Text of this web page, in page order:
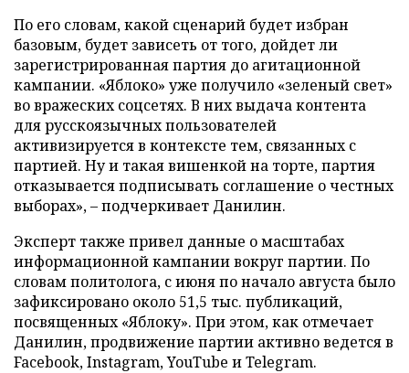
По его словам, какой сценарий будет избран
базовым, будет зависеть от того, дойдет ли
зарегистрированная партия до агитационной
кампании. «Яблоко» уже получило «зеленый свет»
во вражеских соцсетях. В них выдача контента
для русскоязычных пользователей
активизируется в контексте тем, связанных с
партией. Ну и такая вишенкой на торте, партия
отказывается подписывать соглашение о честных
выборах», – подчеркивает Данилин.
Эксперт также привел данные о масштабах
информационной кампании вокруг партии. По
словам политолога, с июня по начало августа было
зафиксировано около 51,5 тыс. публикаций,
посвященных «Яблоку». При этом, как отмечает
Данилин, продвижение партии активно ведется в
Facebook, Instagram, YouTube и Telegram.